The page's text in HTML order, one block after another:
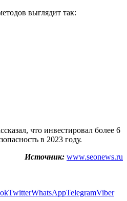
выглядит так:
что инвестировал более 6
в 2023 году.
Источник: www.seonews.ru
TwitterWhatsAppTelegramViber